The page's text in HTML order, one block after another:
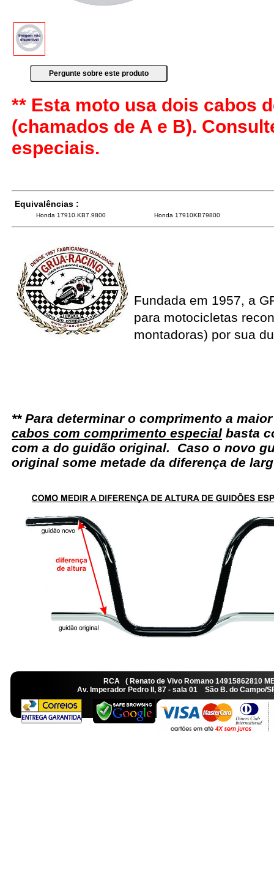
** Esta moto usa dois cabos
(chamados de A e B).
especiais.
Equivalências :
Honda 17910.KB7.9800 Honda 17910KB79800
Fundada em 1957, a
para motocicletas
montadoras) por sua
** Para determinar o comprimento a
cabos com comprimento especial basta
com a do guidão original. Caso o novo
original some metade da diferença de
RCA ( Renato de Vivo Romano
Av. Imperador Pedro II, 87 - sala 01 São B. do